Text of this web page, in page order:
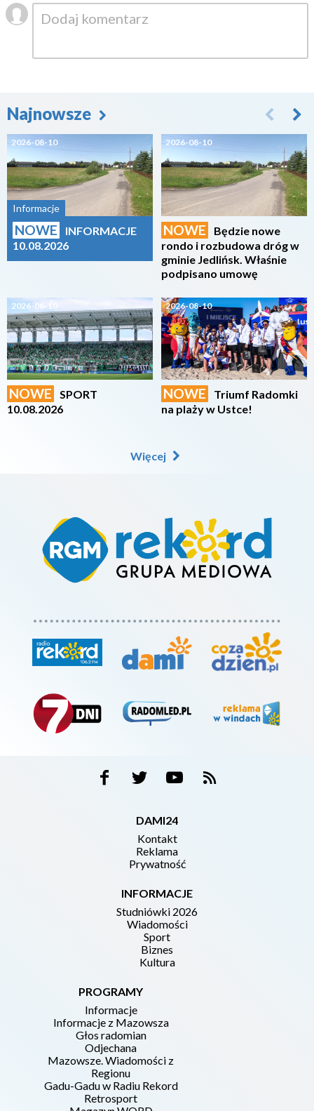
Najnowsze
2026-08-10
Informacje
NOWE
INFORMACJE
10.08.2026
2026-08-10
NOWE
SPORT
10.08.2026
2026-08-10
NOWE
Będzie nowe
rondo i rozbudowa dróg w
gminie Jedlińsk. Właśnie
podpisano umowę
2026-08-10
NOWE
Triumf Radomki
na plaży w Ustce!
Więcej
DAMI24
Kontakt
Reklama
Prywatność
INFORMACJE
Studniówki 2026
Wiadomości
Sport
Biznes
Kultura
PROGRAMY
Informacje
Informacje z Mazowsza
Głos radomian
Odjechana
Mazowsze. Wiadomości z
Regionu
Gadu-Gadu w Radiu Rekord
Retrosport